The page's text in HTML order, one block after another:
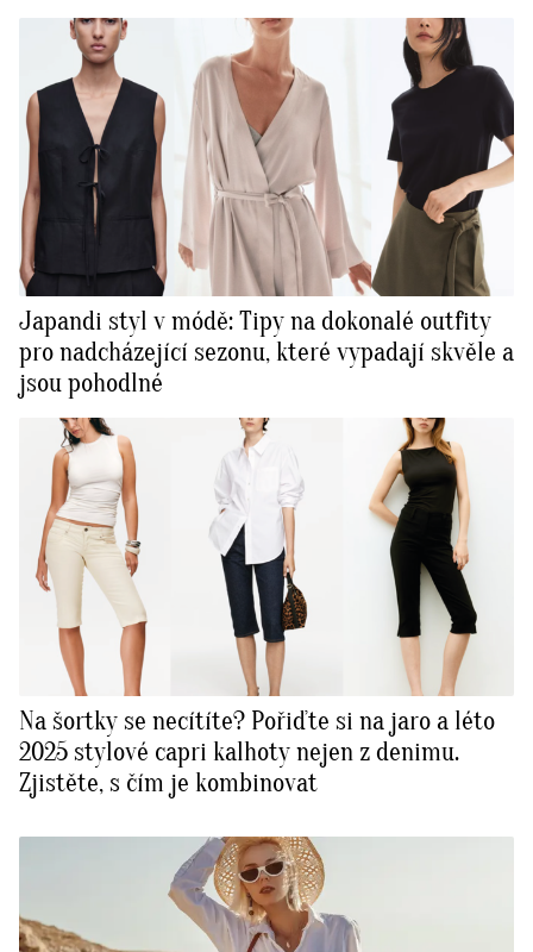
Japandi styl v módě: Tipy na dokonalé outfity
pro nadcházející sezonu, které vypadají skvěle a
jsou pohodlné
Na šortky se necítíte? Pořiďte si na jaro a léto
2025 stylové capri kalhoty nejen z denimu.
Zjistěte, s čím je kombinovat